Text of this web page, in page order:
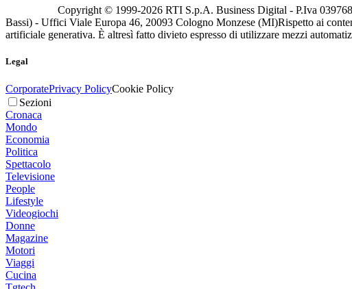
Copyright © 1999-2026 RTI S.p.A. Business Digital - P.Iva
Bassi) - Uffici Viale Europa 46, 20093 Cologno Monzese (MI)Rispetto ai
artificiale generativa. È altresì fatto divieto espresso di utilizzare mezzi
Legal
CorporatePrivacy PolicyCookie Policy
Sezioni
Cronaca
Mondo
Economia
Politica
Spettacolo
Televisione
People
Lifestyle
Videogiochi
Donne
Magazine
Motori
Viaggi
Cucina